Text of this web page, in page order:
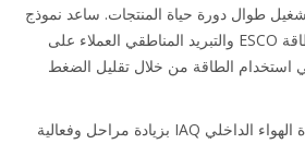
طوال دورة حياة المنتجات. ساعد نموذج
أعمال شركات خدمات الطاقة ESCO والتبريد المناطقي العملاء على
استخدام الطاقة من خلال تقليل الضغط
عادةً ما يرتبط تحسين جودة الهواء الداخلي IAQ بزيادة مراحل وفعالية